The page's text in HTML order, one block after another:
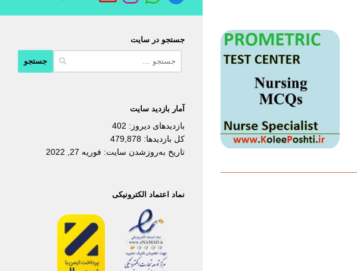
جستجو در سایت
آمار بازدید سایت
بازدیدهای دیروز: 402
کل بازدیدها: 479,878
تاریخ به‌روزشدن سایت: فوریه 27, 2022
نماد اعتماد الکترونیکی